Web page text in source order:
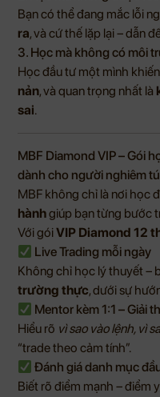
Bạn có thể đang mắc lỗi
ra, và cứ thế lặp lại – dẫn
3. Học mà không có môi
Học đầu tư một mình
nản, và quan trọng nhất là
sai.
MBF Diamond VIP – Gói
dành cho người nghiêm
MBF không chỉ là nơi học
hànhgiúp bạn từng bước
Với góiVIP Diamond 12
Live Trading mỗi ngày
Không chỉ học lý thuyết –
trường thực, dưới sự
Mentor kèm 1:1 – Giải
Hiểu rõ vì sao vào lệnh, vì
“trade theo cảm tính”.
Đánh giá danh mục
Biết rõ điểm mạnh – điểm